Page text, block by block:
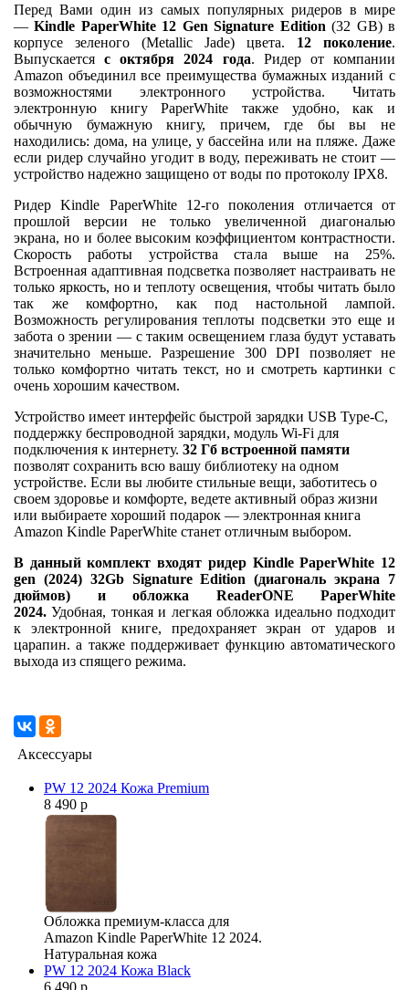
Перед Вами один из самых популярных ридеров в мире
—Kindle PaperWhite 12 Gen Signature Edition (32 GB) в
корпусе зеленого (Metallic Jade) цвета. 12 поколение.
Выпускаетсяс октября 2024 года. Ридер от компании
Amazon объединил все преимущества бумажных изданий с
возможностями электронного устройства. Читать
электронную книгу PaperWhite также удобно, как и
обычную бумажную книгу, причем, где бы вы не
находились: дома, на улице, у бассейна или на пляже. Даже
если ридер случайно угодит в воду, переживать не стоит —
устройство надежно защищено от воды по протоколу IPХ8.
Ридер Kindle PaperWhite 12-го поколения отличается от
прошлой версии не только увеличенной диагональю
экрана, но и более высоким коэффициентом контрастности.
Скорость работы устройства стала выше на 25%.
Встроенная адаптивная подсветка позволяет настраивать не
только яркость, но и теплоту освещения, чтобы читать было
так же комфортно, как под настольной лампой.
Возможность регулирования теплоты подсветки это еще и
забота о зрении — с таким освещением глаза будут уставать
значительно меньше. Разрешение 300 DPI позволяет не
только комфортно читать текст, но и смотреть картинки с
очень хорошим качеством.
Устройство имеет интерфейс быстрой зарядки USB Type-C,
поддержку беспроводной зарядки, модуль Wi-Fi для
подключения к интернету. 32 Гб встроенной памяти
позволят сохранить всю вашу библиотеку на одном
устройстве. Если вы любите стильные вещи, заботитесь о
своем здоровье и комфорте, ведете активный образ жизни
или выбираете хороший подарок — электронная книга
Amazon Kindle PaperWhite станет отличным выбором.
В данный комплект входят ридер Kindle PaperWhite 12
gen (2024) 32Gb Signature Edition (диагональ экрана 7
дюймов) и обложка ReaderONE PaperWhite
2024.Удобная, тонкая и легкая обложка идеально подходит
к электронной книге, предохраняет экран от ударов и
царапин. а также поддерживает функцию автоматического
выхода из спящего режима.
Аксессуары
PW 12 2024 Кожа Premium
8 490 р
Обложка премиум-класса для
Amazon Kindle PaperWhite 12 2024.
Натуральная кожа
PW 12 2024 Кожа Black
6 490 р